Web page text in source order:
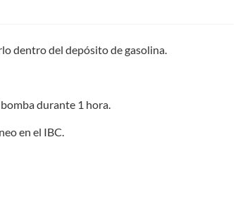
dentro del depósito de gasolina.
durante 1 hora.
en el IBC.